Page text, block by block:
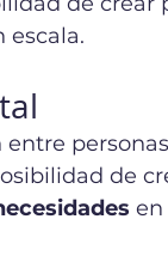
escala.
de
en